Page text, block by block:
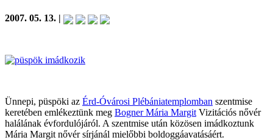
2007. 05. 13. |
Ünnepi, püspöki az Érd-Óvárosi Plébániatemplomban szentmise
keretében emlékeztünk meg Bogner Mária Margit Vizitációs nővér
halálának évfordulójáról. A szentmise után közösen imádkoztunk
Mária Margit nővér sírjánál mielőbbi boldoggáavatásáért.